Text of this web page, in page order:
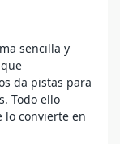
sencilla y
da pistas para
Todo ello
lo convierte en